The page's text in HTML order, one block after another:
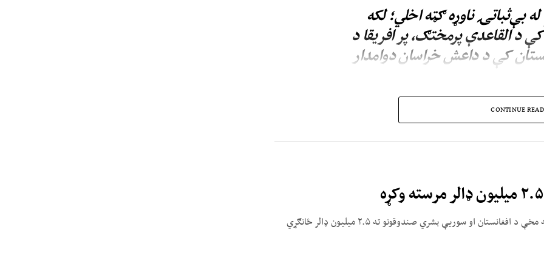
ناوړه ګټه اخلي؛ لکه
القاعدې پرمختګ، پر افریقا د
کې د داعش خراسان دوامدار
کې د ترهګرو ډلو د فعالیت په اړه ادعاوې رد کړي او ټینګار کوي،
اخیستو اجازه ورنه‌کړي.
CONTINUE
د دې صندوق خپرې شوې خبرپاڼې له مخې، د دغو هوکړه‌لیکونو له مخې د افغانستان او سوریې بشري صندوقونو ته ۲.۵ میلیون ډالر ځانګړي